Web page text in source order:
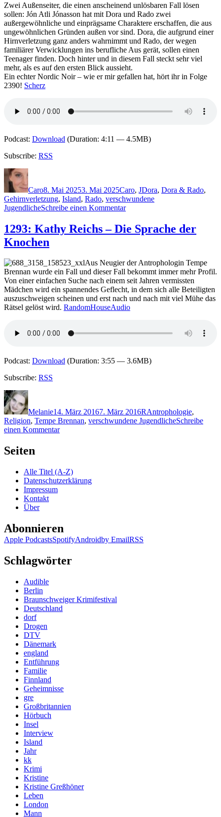
Zwei Außenseiter, die einen anscheinend unlösbaren Fall lösen
sollen: Jón Atli Jónasson hat mit Dora und Rado zwei
außergewöhnliche und einprägsame Charaktere erschaffen, die aus
ungewöhnlichen Gründen außen vor sind. Dora, die aufgrund einer
Hirnverletzung ganz anders wahrnimmt und Rado, der wegen
familiärer Verwicklungen ins berufliche Aus gerät, sollen einen
Teenager finden. Doch hinter und in diesem Fall steckt sehr viel
mehr, als es auf den ersten Blick aussieht.
Ein echter Nordic Noir – wie er mir gefallen hat, hört ihr in Folge
2390! Scherz
Podcast: Download (Duration: 4:11 — 4.5MB)
Subscribe: RSS
Autor
Caro8. Mai 20253. Mai 2025Caro, JDora, Dora & Rado,
Gehirnverletzung, Island, Rado, verschwundene
JugendlicheSchreibe einen Kommentarzu
Jón
Atli
Schmerz
1293: Kathy Reichs – Die Sprache der
Knochen
Aus Neugier der Antrophologin Tempe
Brennan wurde ein Fall und dieser Fall bekommt immer mehr Profil.
Von einer einfachen Suche nach einem seit Jahren vermissten
Mädchen wird ein spannendes Geflecht, in dem sich alle Beteiligten
auszuschweigen scheinen und erst nach und nach mit viel Mühe das
Rätsel gelöst wird. RandomHouseAudio
Podcast: Download (Duration: 3:55 — 3.6MB)
Subscribe: RSS
Autor
Melanie14. März 20167. März 2016RAntrophologie,
Religion, Tempe Brennan, verschwundene JugendlicheSchreibe
einen Kommentarzu
Die
Sprache
Seiten
Alle Titel (A-Z)
Datenschutzerklärung
Impressum
Kontakt
Über
Abonnieren
Apple PodcastsSpotifyAndroidby EmailRSS
Schlagwörter
Audible
Berlin
Braunschweiger Krimifestival
Deutschland
dorf
Drogen
DTV
Dänemark
england
Entführung
Familie
Finnland
Geheimnisse
gre
Großbritannien
Hörbuch
Insel
Interview
Island
Jahr
kk
Krimi
Kristine
Kristine Greßhöner
Leben
London
Mann